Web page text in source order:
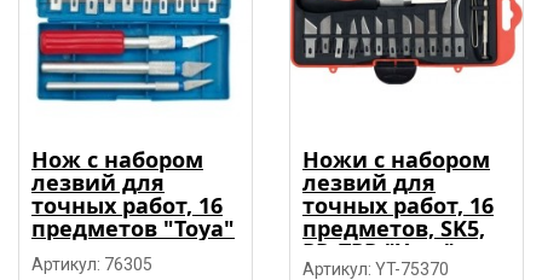
Нож с набором
лезвий для
точных работ, 16
предметов "Toya"
Артикул: 76305
Ножи с набором
лезвий для
точных работ, 16
предметов, SK5,
PP, TPR "Yato"
Артикул: YT-75370